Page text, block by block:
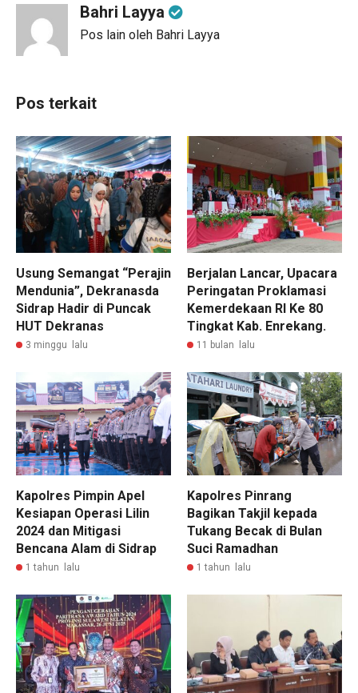
Bahri Layya
Pos lain oleh Bahri Layya
Pos terkait
Usung Semangat “Perajin
Mendunia”, Dekranasda
Sidrap Hadir di Puncak
HUT Dekranas
3 minggu lalu
Berjalan Lancar, Upacara
Peringatan Proklamasi
Kemerdekaan RI Ke 80
Tingkat Kab. Enrekang.
11 bulan lalu
Kapolres Pimpin Apel
Kesiapan Operasi Lilin
2024 dan Mitigasi
Bencana Alam di Sidrap
1 tahun lalu
Kapolres Pinrang
Bagikan Takjil kepada
Tukang Becak di Bulan
Suci Ramadhan
1 tahun lalu